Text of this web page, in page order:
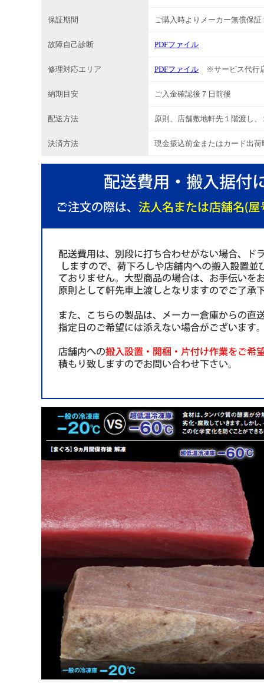
保証期間 ご購入時よりメーカー無償保証
故障自己診断 PDFファイル
修理対応エリア PDFファイル ※サービス代行
納期目安 ご入金確認後７日前後
配送方法 原則、店舗敷地軒先１階渡し
決済方法 現金振込前金またはカード出